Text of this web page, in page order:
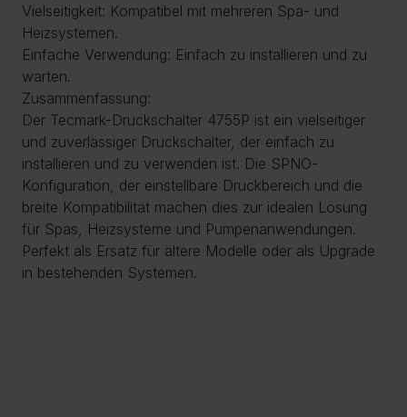
Vielseitigkeit: Kompatibel mit mehreren Spa- und
Heizsystemen.
Einfache Verwendung: Einfach zu installieren und zu
warten.
Zusammenfassung:
Der Tecmark-Druckschalter 4755P ist ein vielseitiger
und zuverlässiger Druckschalter, der einfach zu
installieren und zu verwenden ist. Die SPNO-
Konfiguration, der einstellbare Druckbereich und die
breite Kompatibilität machen dies zur idealen Lösung
für Spas, Heizsysteme und Pumpenanwendungen.
Perfekt als Ersatz für ältere Modelle oder als Upgrade
in bestehenden Systemen.